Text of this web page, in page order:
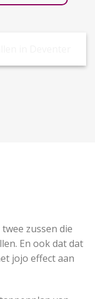
Deventer
zussen die
En ook dat dat
jojo effect aan